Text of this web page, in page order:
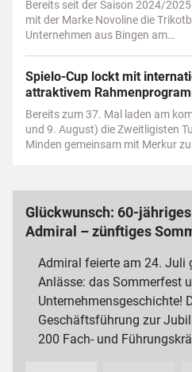
Bereits seit der Saison 2024/
mit der Marke Novoline die
Unternehmen aus Bingen am…
Spielo-Cup lockt mit
attraktivem
Bereits zum 37. Mal laden am
und 9. August) die Zweitligisten
Minden gemeinsam mit Merkur
Glückwunsch: 60-
Admiral – zünftiges
Admiral feierte am 24. Juli
Anlässe: das Sommerfest
Unternehmensgeschichte!
Geschäftsführung zur
200 Fach- und